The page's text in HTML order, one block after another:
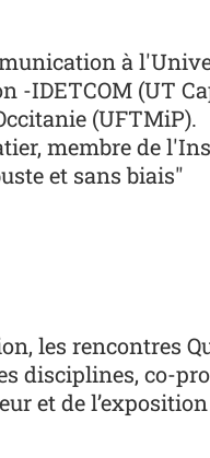
à
IDETCOM (UT
(UFTMiP).
membre de
et sans biais"
les rencontres
disciplines, co-
et de l’exposition